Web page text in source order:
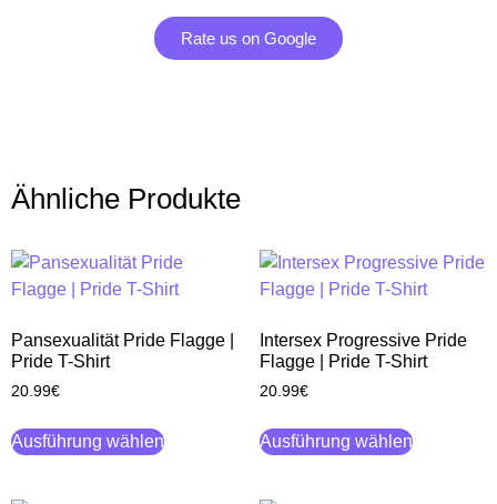
Rate us on Google
Ähnliche Produkte
Pansexualität Pride Flagge |
Pride T-Shirt
20.99€
Ausführung wählen
Intersex Progressive Pride
Flagge | Pride T-Shirt
20.99€
Ausführung wählen